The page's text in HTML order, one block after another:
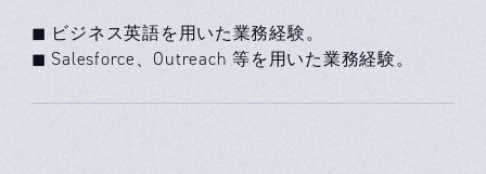
◼ ビジネス英語を用いた業務経験。
◼ Salesforce、Outreach 等を用いた業務経験。